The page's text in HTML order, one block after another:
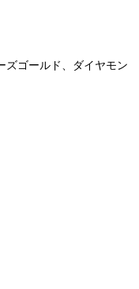
ゴールド、ダイヤモン